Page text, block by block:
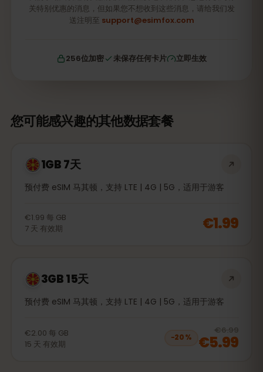
关特别优惠的消息，但如果您不想收到这些消息，请给我们发
送注明至 support@esimfox.com
256位加密 未保存任何卡片 立即生效
您可能感兴趣的其他数据套餐
1GB 7天
预付费 eSIM 马其顿，支持 LTE | 4G | 5G，适用于游客
€1.99 每 GB
7 天 有效期 €1.99
3GB 15天
预付费 eSIM 马其顿，支持 LTE | 4G | 5G，适用于游客
€2.00 每 GB
15 天 有效期
−20%
€6.99
€5.99